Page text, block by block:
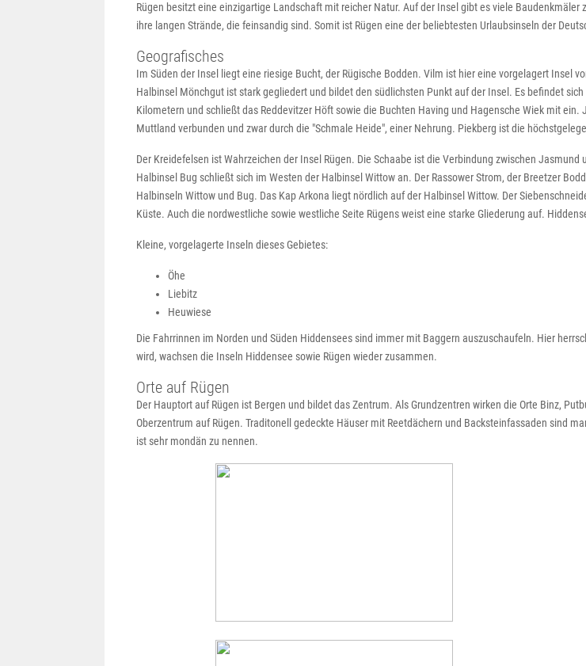
Rügen besitzt eine einzigartige Landschaft mit reicher Natur. Auf der Insel gibt es viele
ihre langen Strände, die feinsandig sind. Somit ist Rügen eine der beliebtesten Urlaubsinseln der
Geografisches
Im Süden der Insel liegt eine riesige Bucht, der Rügische Bodden. Vilm ist hier eine vorgelagert Insel
Halbinsel Mönchgut ist stark gegliedert und bildet den südlichsten Punkt auf der Insel. Es befindet
Kilometern und schließt das Reddevitzer Höft sowie die Buchten Having und Hagensche Wiek mit
Muttland verbunden und zwar durch die "Schmale Heide", einer Nehrung. Piekberg ist die
Der Kreidefelsen ist Wahrzeichen der Insel Rügen. Die Schaabe ist die Verbindung zwischen
Halbinsel Bug schließt sich im Westen der Halbinsel Wittow an. Der Rassower Strom, der Breetzer
Halbinseln Wittow und Bug. Das Kap Arkona liegt nördlich auf der Halbinsel Wittow. Der
Küste. Auch die nordwestliche sowie westliche Seite Rügens weist eine starke Gliederung auf.
Kleine, vorgelagerte Inseln dieses Gebietes:
Öhe
Liebitz
Heuwiese
Die Fahrrinnen im Norden und Süden Hiddensees sind immer mit Baggern auszuschaufeln. Hier
wird, wachsen die Inseln Hiddensee sowie Rügen wieder zusammen.
Orte auf Rügen
Der Hauptort auf Rügen ist Bergen und bildet das Zentrum. Als Grundzentren wirken die Orte Binz,
Oberzentrum auf Rügen. Traditonell gedeckte Häuser mit Reetdächern und Backsteinfassaden sind
ist sehr mondän zu nennen.